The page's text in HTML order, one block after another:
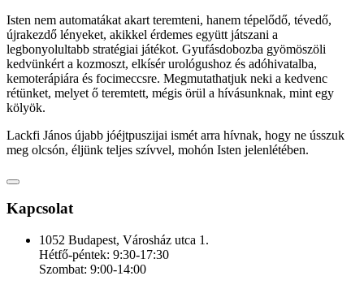
Isten nem automatákat akart teremteni, hanem tépelődő, tévedő,
újrakezdő lényeket, akikkel érdemes együtt játszani a
legbonyolultabb stratégiai játékot. Gyufásdobozba gyömöszöli
kedvünkért a kozmoszt, elkísér urológushoz és adóhivatalba,
kemoterápiára és focimeccsre. Megmutathatjuk neki a kedvenc
rétünket, melyet ő teremtett, mégis örül a hívásunknak, mint egy
kölyök.
Lackfi János újabb jóéjtpuszijai ismét arra hívnak, hogy ne ússzuk
meg olcsón, éljünk teljes szívvel, mohón Isten jelenlétében.
Kapcsolat
1052 Budapest, Városház utca 1.
Hétfő-péntek: 9:30-17:30
Szombat: 9:00-14:00